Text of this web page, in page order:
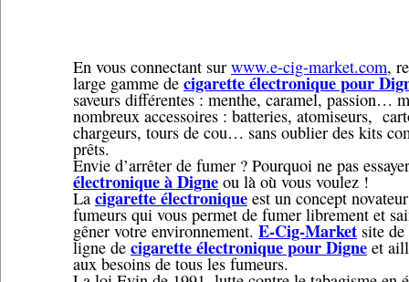
En vous connectant sur www.e-cig-market.com,
large gamme de cigarette électronique pour
saveurs différentes : menthe, caramel, passion…
nombreux accessoires : batteries, atomiseurs,
chargeurs, tours de cou… sans oublier des kits
prêts.
Envie d’arrêter de fumer ? Pourquoi ne pas
électronique à Digne ou là où vous voulez !
La cigarette électronique est un concept
fumeurs qui vous permet de fumer librement et
gêner votre environnement. E-Cig-Market site
ligne de cigarette électronique pour Digne et
aux besoins de tous les fumeurs.